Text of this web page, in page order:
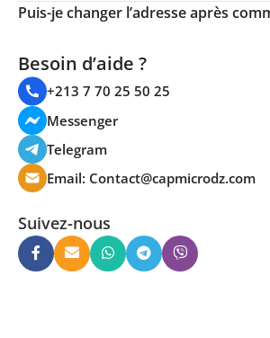
Puis-je changer l’adresse après
Besoin d’aide ?
+213 7 70 25 50 25
Messenger
Telegram
Email: Contact@capmicrodz.com
Suivez-nous